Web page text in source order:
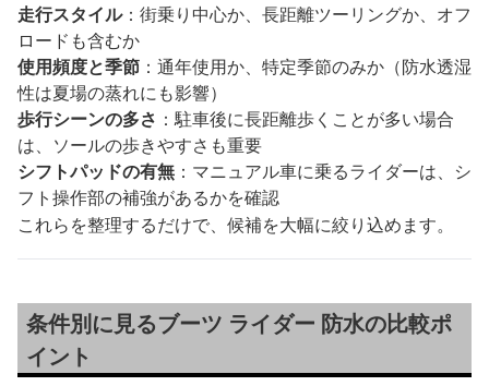
走行スタイル：街乗り中心か、長距離ツーリングか、オフ
ロードも含むか
使用頻度と季節 ：通年使用か、特定季節のみか（防水透湿
性は夏場の蒸れにも影響）
歩行シーンの多さ ：駐車後に長距離歩くことが多い場合
は、ソールの歩きやすさも重要
シフトパッドの有無 ：マニュアル車に乗るライダーは、シ
フト操作部の補強があるかを確認
これらを整理するだけで、候補を大幅に絞り込めます。
条件別に見るブーツ ライダー 防水の比較ポ
イント